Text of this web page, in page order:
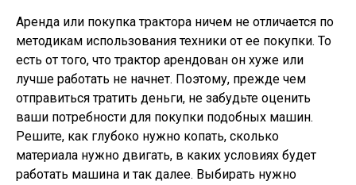
Аренда или покупка трактора ничем не отличается по
методикам использования техники от ее покупки. То
есть от того, что трактор арендован он хуже или
лучше работать не начнет. Поэтому, прежде чем
отправиться тратить деньги, не забудьте оценить
ваши потребности для покупки подобных машин.
Решите, как глубоко нужно копать, сколько
материала нужно двигать, в каких условиях будет
работать машина и так далее. Выбирать нужно